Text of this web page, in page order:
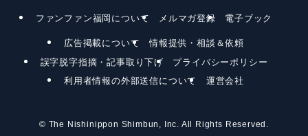
ファンファン福岡について メルマガ登録 電子ブック
広告掲載について
情報提供・相談＆依頼
誤字脱字指摘・記事取り下げ
プライバシーポリシー
利用者情報の外部送信について
運営会社
© The Nishinippon Shimbun, Inc. All Rights Reserved.